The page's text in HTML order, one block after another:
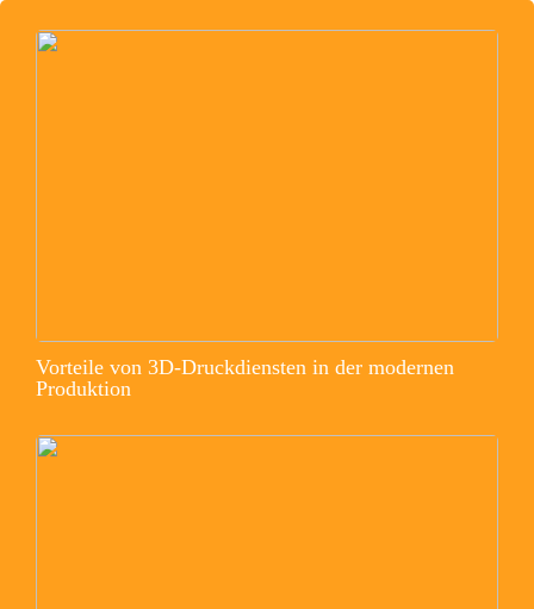
Vorteile von 3D-Druckdiensten in der modernen
Produktion